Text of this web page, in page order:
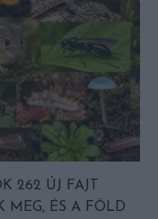
262 ÚJ FAJT
MEG, ÉS A FÖLD